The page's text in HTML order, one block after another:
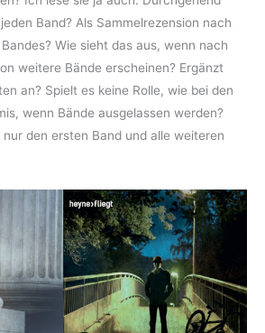
Band? Als Sammelrezension nach
Wie sieht das aus, wenn nach
weitere Bände erscheinen? Ergänzt
an? Spielt es keine Rolle, wie bei den
wenn Bände ausgelassen werden?
nur den ersten Band und alle weiteren